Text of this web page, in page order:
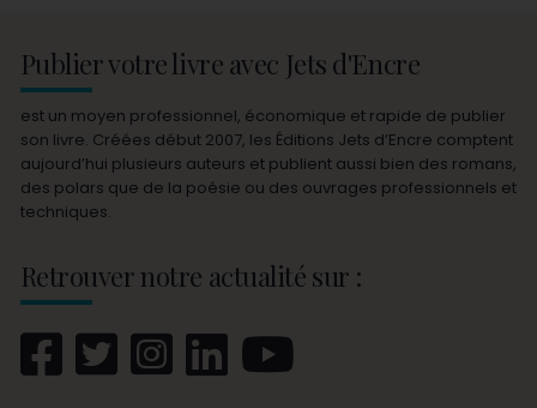
Publier votre livre avec Jets d'Encre
est un moyen professionnel, économique et rapide de publier
son livre. Créées début 2007, les Éditions Jets d’Encre comptent
aujourd’hui plusieurs auteurs et publient aussi bien des romans,
des polars que de la poésie ou des ouvrages professionnels et
techniques.
Retrouver notre actualité sur :